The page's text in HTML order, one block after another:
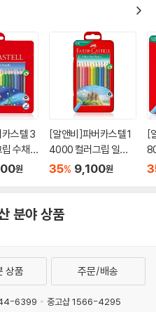
스텔 3
수채
케이스
원
[알앤비]파버카스텔 1
4000 컬러그립 일반
유성색연필 12색 틴케
35% 9,100원
[
분야 상품
상품 주문/배송
6399
중고샵 1566-4295